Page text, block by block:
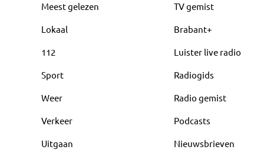
Meest gelezen
Lokaal
112
Sport
Weer
Verkeer
Uitgaan
TV gemist
Brabant+
Luister live radio
Radiogids
Radio gemist
Podcasts
Nieuwsbrieven